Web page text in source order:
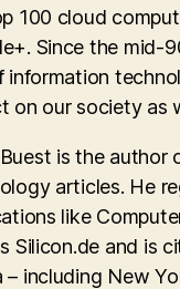
100 cloud
Since the mid-
information
on our society as
is the author
articles. He
like
Silicon.de and is
– including New